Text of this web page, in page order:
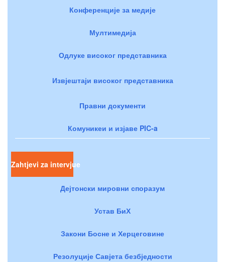
Конференције за медије
Мултимедија
Одлуке високог представника
Извјештаји високог представника
Правни документи
Комуникеи и изјаве PIC-a
Zahtjevi za intervjue
Дејтонски мировни споразум
Устав БиХ
Закони Босне и Херцеговине
Резолуције Савјета безбједности